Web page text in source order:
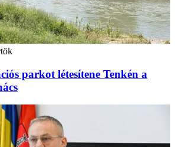
parkot létesítene Tenkén a